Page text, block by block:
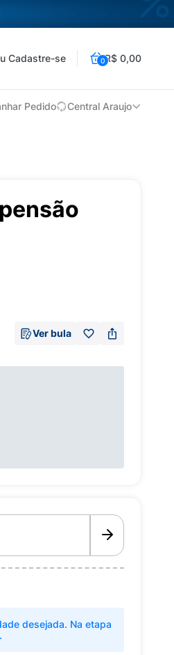
Cadastre-se 0R$ 0,00
Pedido Central Araujo
Ver bula
desejada. Na etapa